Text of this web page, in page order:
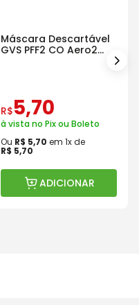
Máscara Descartável
GVS PFF2 CO Aero2
R$5,70
à vista no Pix ou Boleto
Ou R$ 5,70 em 1x de
R$ 5,70
ADICIONAR